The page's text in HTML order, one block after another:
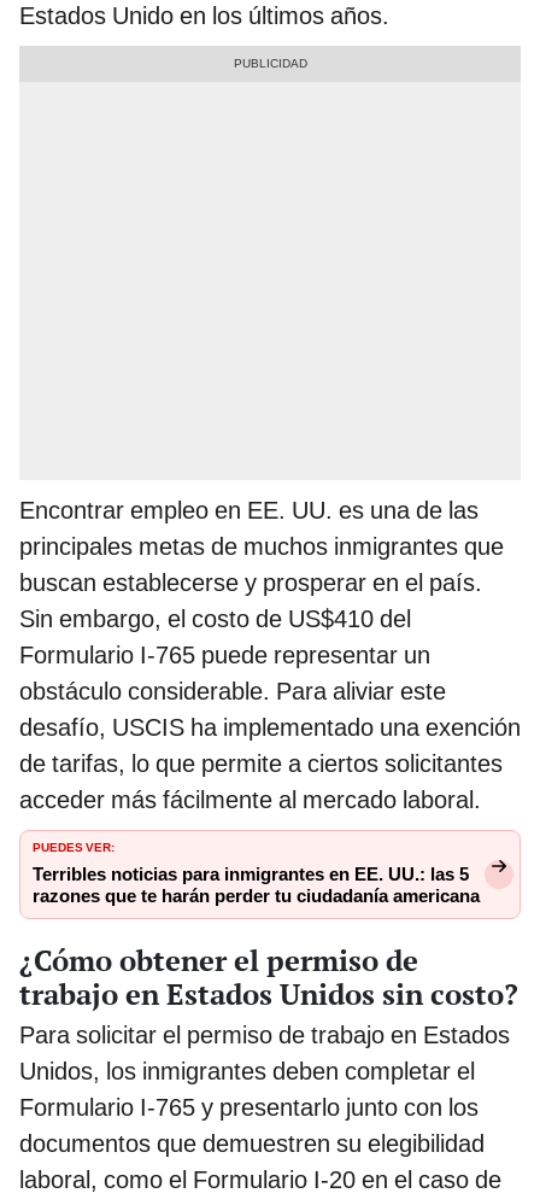
Estados Unido en los últimos años.
Encontrar empleo en EE. UU. es una de las
principales metas de muchos inmigrantes que
buscan establecerse y prosperar en el país.
Sin embargo, el costo de US$410 del
Formulario I-765 puede representar un
obstáculo considerable. Para aliviar este
desafío, USCIS ha implementado una exención
de tarifas, lo que permite a ciertos solicitantes
acceder más fácilmente al mercado laboral.
PUEDES VER:
Terribles noticias para inmigrantes en EE. UU.: las 5
razones que te harán perder tu ciudadanía americana
¿Cómo obtener el permiso de
trabajo en Estados Unidos sin costo?
Para solicitar el permiso de trabajo en Estados
Unidos, los inmigrantes deben completar el
Formulario I-765 y presentarlo junto con los
documentos que demuestren su elegibilidad
laboral, como el Formulario I-20 en el caso de